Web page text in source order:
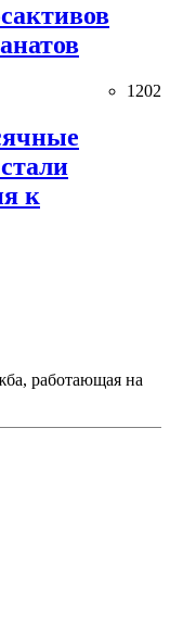
1202
к
работающая на